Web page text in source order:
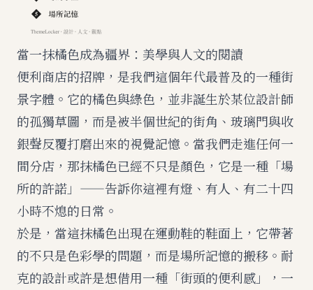
當一抹橘色成為疆界：美學與人文的閱讀
便利商店的招牌，是我們這個年代最普及的一種街
景字體。它的橘色與綠色，並非誕生於某位設計師
的孤獨草圖，而是被半個世紀的街角、玻璃門與收
銀聲反覆打磨出來的視覺記憶。當我們走進任何一
間分店，那抹橘色已經不只是顏色，它是一種「場
所的許諾」——告訴你這裡有燈、有人、有二十四
小時不熄的日常。
於是，當這抹橘色出現在運動鞋的鞋面上，它帶著
的不只是色彩學的問題，而是場所記憶的搬移。耐
克的設計或許是想借用一種「街頭的便利感」，一